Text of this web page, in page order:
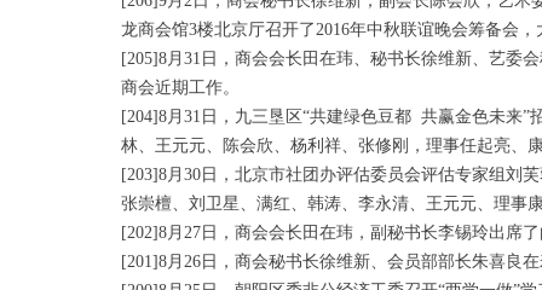
龙商会馆3楼北京厅召开了2016年中秋联谊晚会筹备会
[205]8月31日，商会会长田在玮、秘书长徐维新、艺委
商会近期工作。
[204]8月31日，九三垦区“共建绿色豆都 共赢金色未来
林、王元元、陈会欣、杨利祥、张修刚，理事任起亮、
[203]8月30日，北京市社团办评估委员会评估专家组刘
张崇檀、刘卫星、满红、韩涛、李永清、王元元、理事
[202]8月27日，商会会长田在玮，副秘书长李锡玲出席
[201]8月26日，商会秘书长徐维新、会员部部长朱喜良